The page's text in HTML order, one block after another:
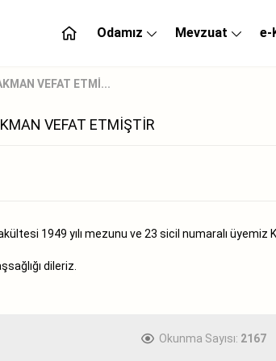
Odamız Mevzuat e-
VEFAT ETMİ...
VEFAT ETMİŞTİR
1949 yılı mezunu ve 23 sicil numaralı üyemiz
dileriz.
Okunma Sayısı: 2167